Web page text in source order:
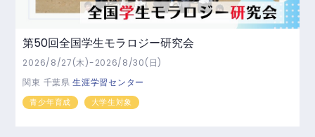
第50回全国学生モラロジー研究会
2026/8/27(木)-2026/8/30(日)
関東 千葉県生涯学習センター
青少年育成 大学生対象